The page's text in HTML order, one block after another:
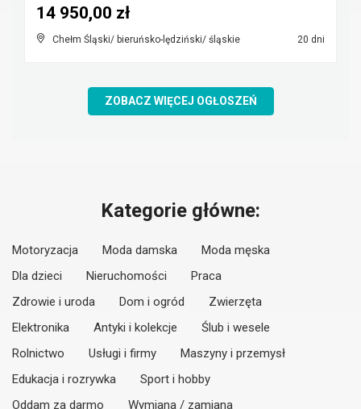
Chełm Śląski/ bieruńsko-lędziński/ śląskie 20 dni
14 950,00 zł
ZOBACZ WIĘCEJ OGŁOSZEŃ
Kategorie główne:
Motoryzacja Moda damska
Moda męska
Dla dzieci
Nieruchomości
Praca
Zdrowie i uroda
Dom i ogród
Zwierzęta
Elektronika
Antyki i kolekcje
Ślub i wesele
Rolnictwo
Usługi i firmy
Maszyny i przemysł
Edukacja i rozrywka
Sport i hobby
Oddam za darmo
Wymiana / zamiana